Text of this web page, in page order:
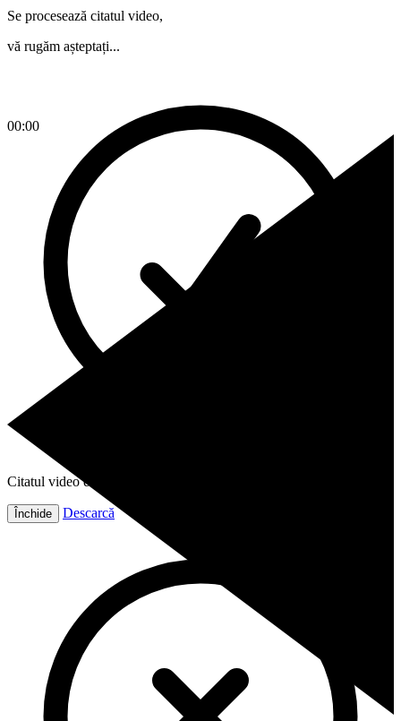
00:00
Se procesează citatul video,
vă rugăm așteptați...
Citatul video este gata!
Închide Descarcă